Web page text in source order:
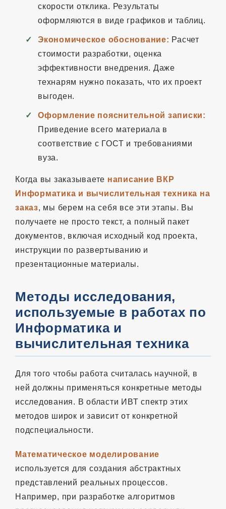
скорости отклика. Результаты
оформляются в виде графиков и таблиц.
Экономическое обоснование: Расчет
стоимости разработки, оценка
эффективности внедрения. Даже
технарям нужно показать, что их проект
выгоден.
Оформление пояснительной записки:
Приведение всего материала в
соответствие с ГОСТ и требованиями
вуза.
Когда вы заказываете написание ВКР
Информатика и вычислительная техника на
заказ, мы берем на себя все эти этапы. Вы
получаете не просто текст, а полный пакет
документов, включая исходный код проекта,
инструкции по развертыванию и
презентационные материалы.
Методы исследования,
используемые в работах по
Информатика и
вычислительная техника
Для того чтобы работа считалась научной, в
ней должны применяться конкретные методы
исследования. В области ИВТ спектр этих
методов широк и зависит от конкретной
подспециальности.
Математическое моделирование
используется для создания абстрактных
представлений реальных процессов.
Например, при разработке алгоритмов